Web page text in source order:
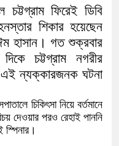
দিনাজপুর পলিটেকনিক ইনস্টিটিউটের
উদ্বোধন
পূর্বধলায় কেন্দ্রীয় মন্দিরের ৭১
হস্তান্তর
চট্টগ্রাম ফিরেই ডিবি
শিকার হয়েছেন
হাসান। গত শুক্রবার
চট্টগ্রাম নগরীর
এই ন্যক্কারজনক ঘটনা
চিকিৎসা নিয়ে বর্তমানে
দেওয়ার পরও রেহাই পাননি